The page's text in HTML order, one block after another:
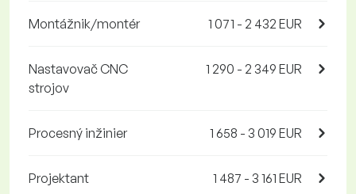
Montážnik/montér 1 071 - 2 432 EUR
Nastavovač CNC
strojov
1 290 - 2 349 EUR
Procesný inžinier 1 658 - 3 019 EUR
Projektant 1 487 - 3 161 EUR